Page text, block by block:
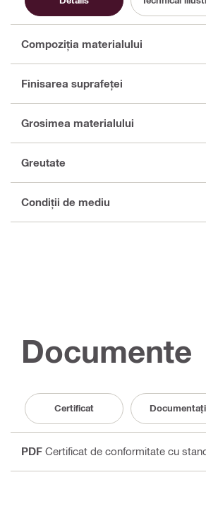
Compoziţia materialului
Finisarea suprafeţei
Grosimea materialului
Greutate
Condiţii de mediu
Documente
Certificat
PDF Certificat de conformitate cu